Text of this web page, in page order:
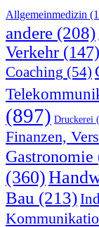
Allgemeinmedizin
andere (208)
Verkehr (147)
Coaching (54)
(897) Druckerei
Finanzen,
Gastronomie
(360)
Bau (213)